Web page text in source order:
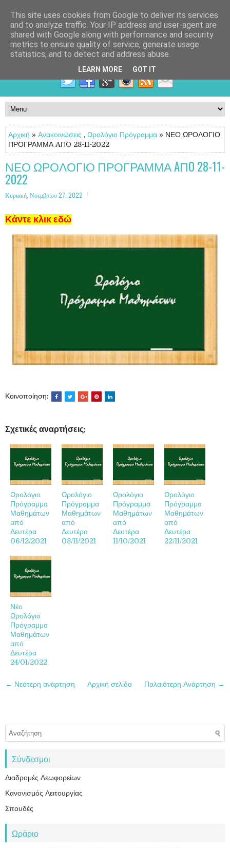
Αρχική » Ανακοινώσεις , Ωρολόγιο Πρόγραμμα » ΝΕΟ ΩΡΟΛΟΓΙΟ
ΠΡΟΓΡΑΜΜΑ AΠO 28-11-2022
ΝΕΟ ΩΡΟΛΟΓΙΟ ΠΡΟΓΡΑΜΜΑ AΠO 28-11-
2022
Κυριακή, Νοεμβρίου 27, 2022
Κάντε κλικ εδώ
Κοινοποίηση:
Σχετικές αναρτήσεις:
Ωρολόγιο
Πρόγραμμα
Μαθημάτων
από
Δευτέρα
06/12/2021
Ωρολόγιο
Πρόγραμμα
Μαθημάτων
από
Δευτέρα
08/11/2021
Ωρολόγιο
Πρόγραμμα
Μαθημάτων
από
Δευτέρα
11/10/2021
Ωρολόγιο
Πρόγραμμα
Μαθημάτων
από
Δευτέρα
22/11/2021
Νέο
Ωρολόγιο
Πρόγραμμα
Μαθημάτων
από
Δευτέρα
24/01/2022
← Νεότερη ανάρτηση Παλαιότερη Ανάρτηση →
Αρχική σελίδα
Σύνδεσμοι
Διαδρομές Λεωφορείων
Κανονισμός Λειτουργίας
Σπουδές
Ωράριο
This site uses cookies from Google to deliver its services
and to analyze traffic. Your IP address and user-agent are
shared with Google along with performance and security
metrics to ensure quality of service, generate usage
statistics, and to detect and address abuse.
LEARN MORE GOT IT